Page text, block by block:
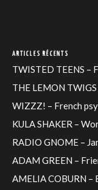
ARTICLES RÉCENTS
TWISTED TEENS –
THE LEMON
WIZZZ! – French
KULA SHAKER –
RADIO GNOME –
ADAM GREEN –
AMELIA COBURN –